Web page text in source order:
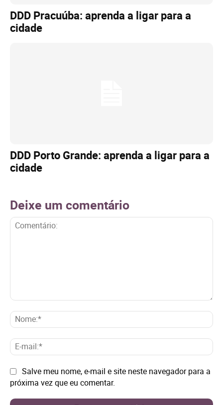
DDD Pracuúba: aprenda a ligar para a
cidade
DDD Porto Grande: aprenda a ligar para a
cidade
Deixe um comentário
E-
Site: Salve meu nome, e-mail e site neste navegador para a
próxima vez que eu comentar.